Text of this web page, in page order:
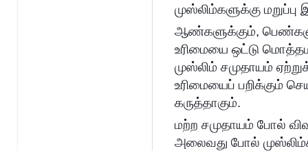
முஸ்லிம்களுக்கு
ஆண்களுக்கும்,
உரிமையை ஒட்டு
முஸ்லிம் சமுதாயம்
உரிமையைப் பறிக்கும்
கருத்தாகும்.
மற்ற சமுதாயம் போல்
அலைவது போல்